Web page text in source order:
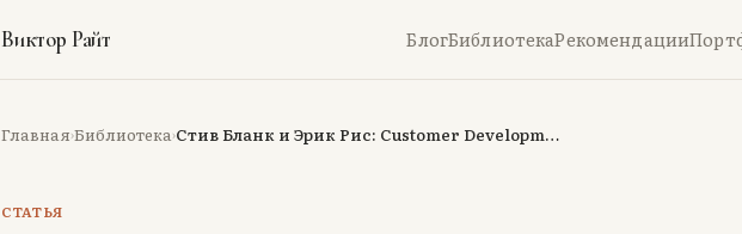
Виктор Райт БлогБиблиотекаРекомендации
Главная›Библиотека›Стив Бланк и Эрик Рис: Customer Developm…
СТАТЬЯ